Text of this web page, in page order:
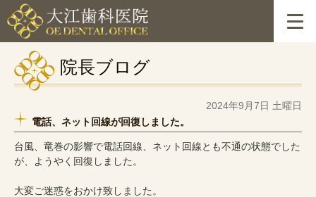
院長ブログ
2024年9月7日 土曜日
電話、ネット回線が回復しました。
台風、竜巻の影響で電話回線、ネット回線とも不通の状態でした
が、ようやく回復しました。
大変ご迷惑をおかけ致しました。